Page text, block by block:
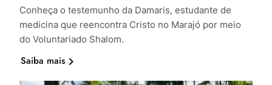
Conheça o testemunho da Damaris, estudante de
medicina que reencontra Cristo no Marajó por meio
do Voluntariado Shalom.
Saiba mais